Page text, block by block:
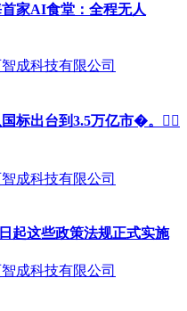
家AI食堂：全程无人
国标出台到3.5万亿市�。
起这些政策法规正式实施